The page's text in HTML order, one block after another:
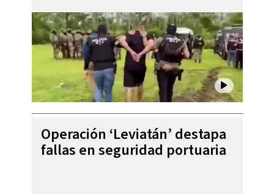
Operación ‘Leviatán’ destapa
fallas en seguridad portuaria